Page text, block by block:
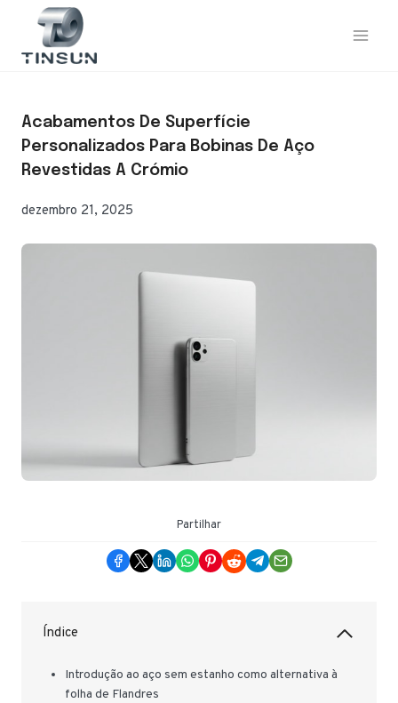
Acabamentos De Superfície
Personalizados Para Bobinas De Aço
Revestidas A Crómio
dezembro 21, 2025
Partilhar
Índice
Introdução ao aço sem estanho como alternativa à
folha de Flandres